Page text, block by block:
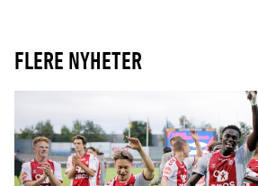
FLERE NYHETER